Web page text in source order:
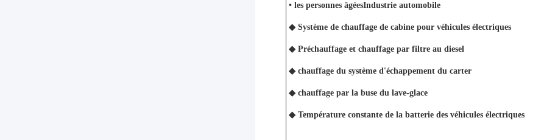
• les personnes âgéesIndustrie automobile
◆ Système de chauffage de cabine pour véhicules électriques
◆ Préchauffage et chauffage par filtre au diesel
◆ chauffage du système d'échappement du carter
◆ chauffage par la buse du lave-glace
◆ Température constante de la batterie des véhicules électriques